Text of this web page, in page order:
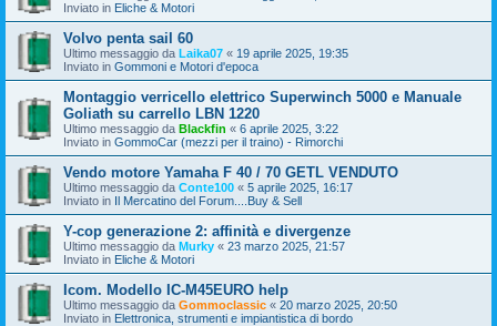
Inviato in Eliche & Motori
Volvo penta sail 60
Ultimo messaggio da Laika07 « 19 aprile 2025, 19:35
Inviato in Gommoni e Motori d'epoca
Montaggio verricello elettrico Superwinch 5000 e Manuale
Goliath su carrello LBN 1220
Ultimo messaggio da Blackfin « 6 aprile 2025, 3:22
Inviato in GommoCar (mezzi per il traino) - Rimorchi
Vendo motore Yamaha F 40 / 70 GETL VENDUTO
Ultimo messaggio da Conte100 « 5 aprile 2025, 16:17
Inviato in Il Mercatino del Forum....Buy & Sell
Y-cop generazione 2: affinità e divergenze
Ultimo messaggio da Murky « 23 marzo 2025, 21:57
Inviato in Eliche & Motori
Icom. Modello IC-M45EURO help
Ultimo messaggio da Gommoclassic « 20 marzo 2025, 20:50
Inviato in Elettronica, strumenti e impiantistica di bordo